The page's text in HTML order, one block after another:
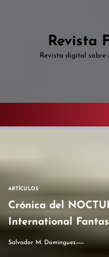
Revista
Revista digital
ARTÍCULOS
Crónica del
International
Salvador M. Dominguez